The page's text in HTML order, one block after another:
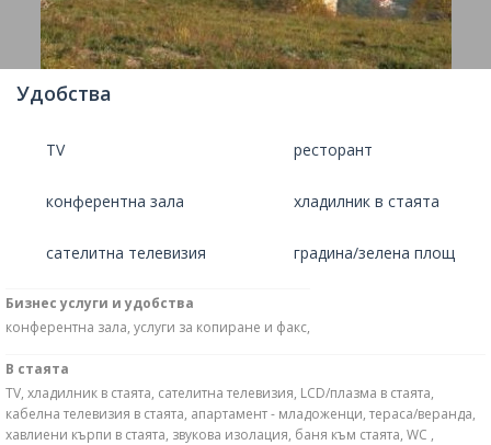
Удобства
TV ресторант
конферентна зала хладилник в стаята
сателитна телевизия градина/зелена площ
Бизнес услуги и удобства
конферентна зала, услуги за копиране и факс,
В стаята
TV, хладилник в стаята, сателитна телевизия, LCD/плазма в стаята,
кабелна телевизия в стаята, апартамент - младоженци, тераса/веранда,
хавлиени кърпи в стаята, звукова изолация, баня към стаята, WC ,